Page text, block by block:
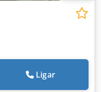
Ligar